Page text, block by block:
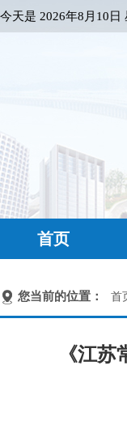
今天是 2026年8月10日
首页
您当前的位置： 首
《江